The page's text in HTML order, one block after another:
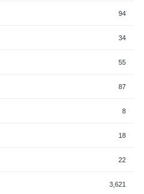
94
34
55
87
8
18
22
3,621